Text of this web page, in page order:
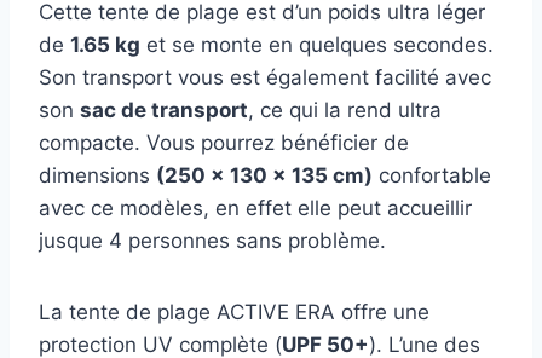
Cette tente de plage est d’un poids ultra léger
de 1.65 kg et se monte en quelques secondes.
Son transport vous est également facilité avec
son sac de transport, ce qui la rend ultra
compacte. Vous pourrez bénéficier de
dimensions (250 x 130 x 135 cm) confortable
avec ce modèles, en effet elle peut accueillir
jusque 4 personnes sans problème.
La tente de plage ACTIVE ERA offre une
protection UV complète (UPF 50+). L’une des